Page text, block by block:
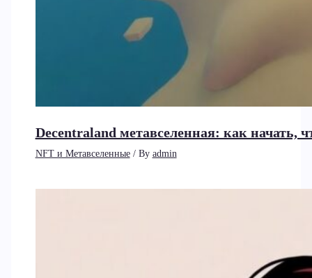
Decentraland метавселенная: как начать,
NFT и Метавселенные/ By admin